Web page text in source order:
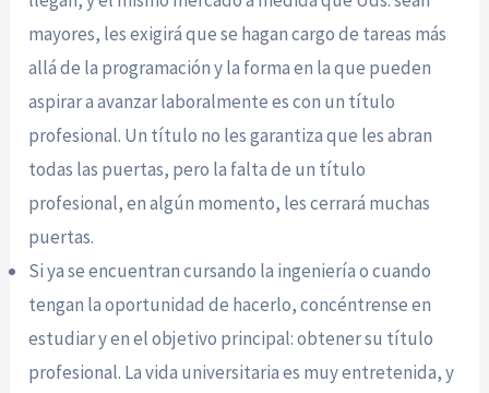
mayores, les exigirá que se hagan cargo de tareas más
allá de la programación y la forma en la que pueden
aspirar a avanzar laboralmente es con un título
profesional. Un título no les garantiza que les abran
todas las puertas, pero la falta de un título
profesional, en algún momento, les cerrará muchas
puertas.
Si ya se encuentran cursando la ingeniería o cuando
tengan la oportunidad de hacerlo, concéntrense en
estudiar y en el objetivo principal: obtener su título
profesional. La vida universitaria es muy entretenida, y